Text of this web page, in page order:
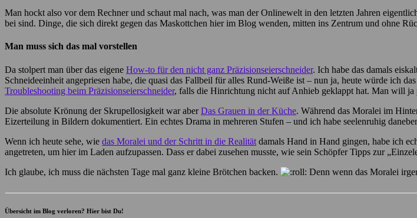
Man hockt also vor dem Rechner und schaut mal nach, was man der Onlinewelt in den letzten Jahren
bei sind. Dinge, die sich direkt gegen das Maskottchen hier im Blog wenden, mitten ins Zentrum und ohne
Man muss sich das mal vorstellen
Da stolpert man über das eigene How-to für den nicht ganz Präzisionseierschneider. Ich habe das damals
Schneideeinheit angepriesen habe, die quasi das Fallbeil für alles Rund-Weiße ist – nun ja, heute würde ich
Troubleshooting beim Präzisionseierschneider, falls die Hinrichtung nicht auf Anhieb geklappt hat. Man will ja
Die absolute Krönung der Skrupellosigkeit war aberDas Grauen in der Küche. Während das Moralei im
Eizerteilung in Bildern dokumentiert. Ein echtes Drama in mehreren Stufen – und ich habe seelenruhig
Wenn ich heute sehe, wie das Moralei und der Schritt in die Realität damals Hand in Hand gingen, habe ich
angetreten, um hier im Laden aufzupassen. Dass er dabei zusehen musste, wie sein Schöpfer Tipps zur
Ich glaube, ich muss die nächsten Tage mal ganz kleine Brötchen backen.
Denn wenn das Moralei
Übersicht im Blog verloren? Hier bist Du!